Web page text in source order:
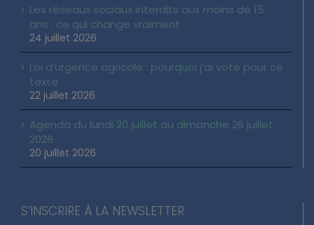
Les réseaux sociaux interdits aux moins de 15
ans : ce qui change vraiment
24 juillet 2026
Loi d’urgence agricole : pourquoi j’ai voté pour ce
texte
22 juillet 2026
Agenda du lundi 20 juillet au dimanche 26 juillet
2026
20 juillet 2026
S’INSCRIRE À LA NEWSLETTER